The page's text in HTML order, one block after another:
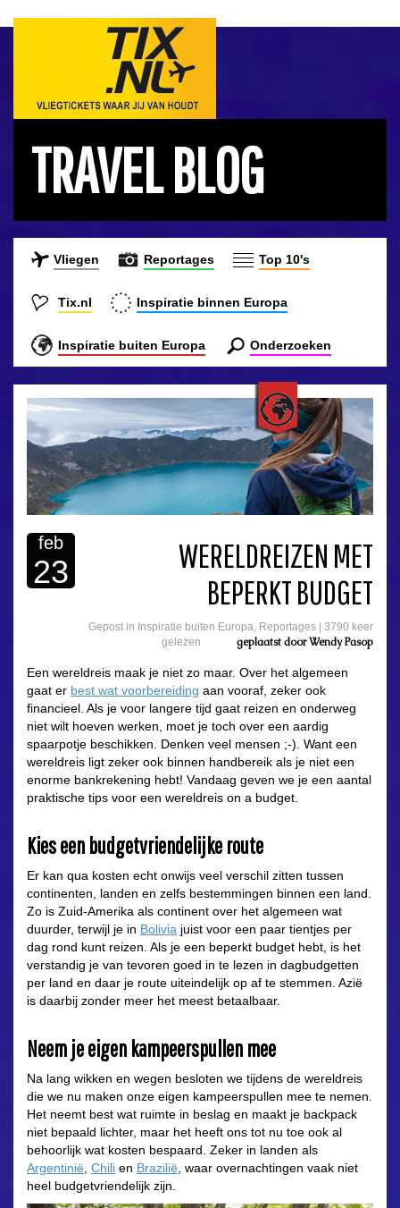
TRAVEL BLOG
Vliegen Reportages Top 10's
Tix.nl Inspiratie binnen Europa
Inspiratie buiten Europa Onderzoeken
feb
23
WERELDREIZEN MET
BEPERKT BUDGET
Gepost in Inspiratie buiten Europa, Reportages
3790 keer
gelezen
geplaatst doorWendy Pasop
Een wereldreis maak je niet zo maar. Over het algemeen
gaat er best wat voorbereiding aan vooraf, zeker ook
financieel. Als je voor langere tijd gaat reizen en onderweg
niet wilt hoeven werken, moet je toch over een aardig
spaarpotje beschikken. Denken veel mensen ;-). Want een
wereldreis ligt zeker ook binnen handbereik als je niet een
enorme bankrekening hebt! Vandaag geven we je een aantal
praktische tips voor een wereldreis on a budget.
Kies een budgetvriendelijke route
Er kan qua kosten echt onwijs veel verschil zitten tussen
continenten, landen en zelfs bestemmingen binnen een land.
Zo is Zuid-Amerika als continent over het algemeen wat
duurder, terwijl je in Bolivia juist voor een paar tientjes per
dag rond kunt reizen. Als je een beperkt budget hebt, is het
verstandig je van tevoren goed in te lezen in dagbudgetten
per land en daar je route uiteindelijk op af te stemmen. Azië
is daarbij zonder meer het meest betaalbaar.
Neem je eigen kampeerspullen mee
Na lang wikken en wegen besloten we tijdens de wereldreis
die we nu maken onze eigen kampeerspullen mee te nemen.
Het neemt best wat ruimte in beslag en maakt je backpack
niet bepaald lichter, maar het heeft ons tot nu toe ook al
behoorlijk wat kosten bespaard. Zeker in landen als
Argentinië Chili en Brazilië , waar overnachtingen vaak niet
heel budgetvriendelijk zijn.